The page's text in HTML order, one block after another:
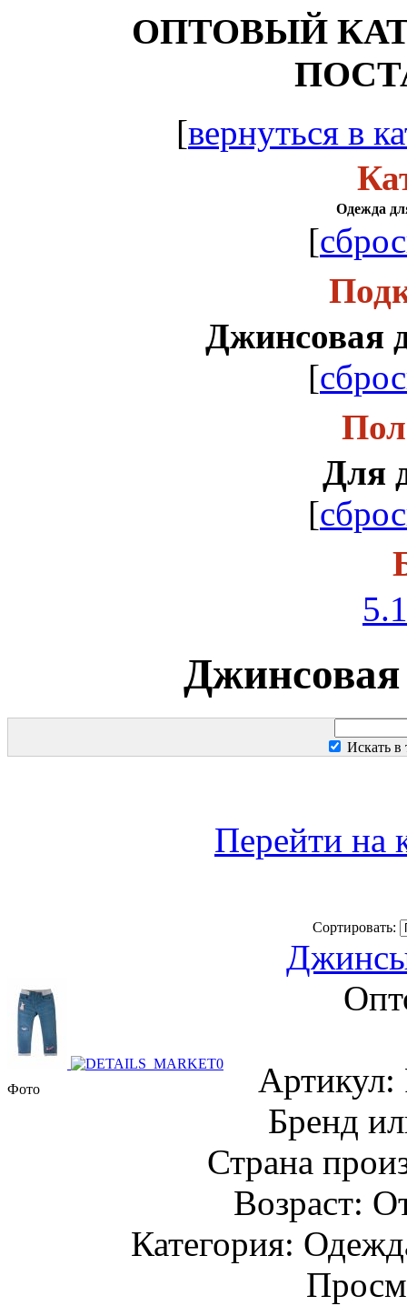
ОПТОВЫЙ
[вернуться в
Одежда
[
Джинсовая
[
Для
[
Джинсовая
Искать
Перейти на
Сортировать:
Фото
Бренд
Страна
Возраст:
Категория: